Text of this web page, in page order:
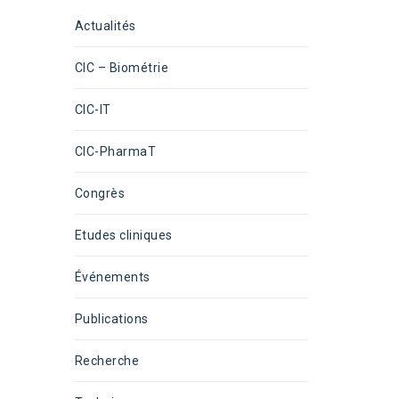
Actualités
CIC – Biométrie
CIC-IT
CIC-PharmaT
Congrès
Etudes cliniques
Événements
Publications
Recherche